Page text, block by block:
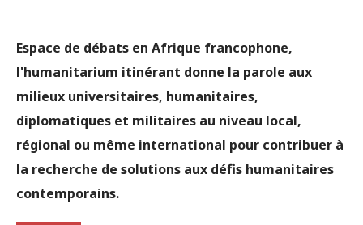
Espace de débats en Afrique francophone,
l'humanitarium itinérant donne la parole aux
milieux universitaires, humanitaires,
diplomatiques et militaires au niveau local,
régional ou même international pour contribuer à
la recherche de solutions aux défis humanitaires
contemporains.